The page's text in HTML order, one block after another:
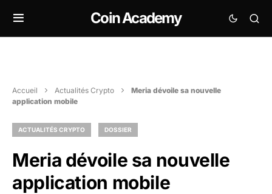
Coin Academy
Accueil Actualités Crypto
Meria dévoile sa nouvelle
application mobile
ACTUALITÉS CRYPTO DOSSIER
Meria dévoile sa nouvelle
application mobile